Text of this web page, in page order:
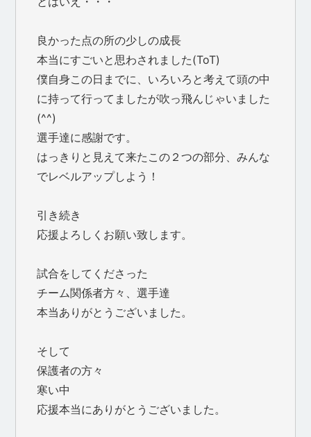
良かった点の所の少しの成長
本当にすごいと思わされました(ToT)
僕自身この日までに、いろいろと考えて頭の中
に持って行ってましたが吹っ飛んじゃいました
(^^)
選手達に感謝です。
はっきりと見えて来たこの２つの部分、みんな
でレベルアップしよう！
引き続き
応援よろしくお願い致します。
試合をしてくださった
チーム関係者方々、選手達
本当ありがとうございました。
そして
保護者の方々
寒い中
応援本当にありがとうございました。